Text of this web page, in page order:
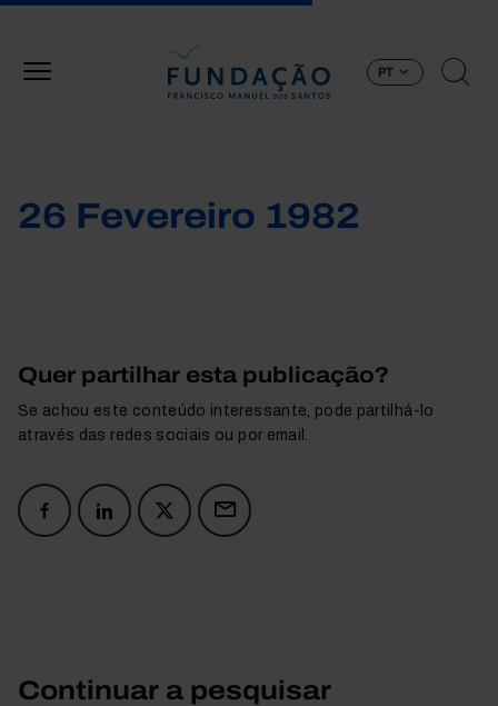
PT
26 Fevereiro 1982
Quer partilhar esta publicação?
Se achou este conteúdo interessante, pode partilhá-lo
através das redes sociais ou por email.
Continuar a pesquisar